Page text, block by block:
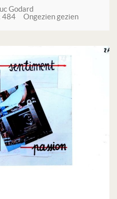
Godard
484 Ongezien gezien